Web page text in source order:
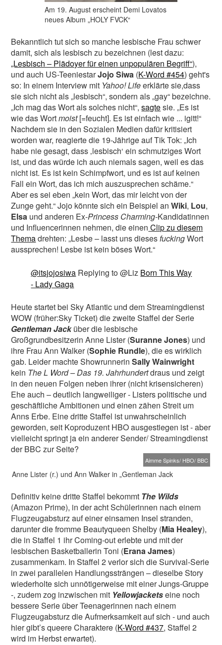
Am 19. August erscheint Demi Lovatos
neues Album „HOLY FVCK“
Bekanntlich tut sich so manche lesbische Frau schwer
damit, sich als lesbisch zu bezeichnen (lest dazu:
„Lesbisch – Plädoyer für einen unpopulären Begriff“),
und auch US-TeeniestarJojo Siwa (K-Word #454) geht's
so: In einem Interview mit Yahoo! Lifeerklärte sie,dass
sie sich nicht als „lesbisch“, sondern als „gay“ bezeichne.
„Ich mag das Wort als solches nicht“,sagtesie. „Es ist
wie das Wortmoist[=feucht]. Es ist einfach wie ... igitt!“
Nachdem sie in den Sozialen Medien dafür kritisiert
worden war, reagierte die 19-Jährige auf Tik Tok: „Ich
habe nie gesagt, dass ‚lesbisch‘ ein schmutziges Wort
ist, und das würde ich auch niemals sagen, weil es das
nicht ist. Es ist kein Schimpfwort, und es ist auf keinen
Fall ein Wort, das ich mich auszusprechen schäme.“
Aber es sei eben „kein Wort, das mir leicht von der
Zunge geht.“ Jojo könnte sich ein Beispiel anWiki, Lou,
Elsa und anderen Ex-Princess Charming-Kandidatinnen
und Influencerinnen nehmen, die einen Clip zu diesem
Themadrehten: „Lesbe – lasst uns diesesfuckingWort
aussprechen! Lesbe ist kein böses Wort.“
@itsjojosiwa Replying to @Liz Born This Way
- Lady Gaga
Heute startet bei Sky Atlantic und dem Streamingdienst
WOW (früher:Sky Ticket) die zweite Staffel der Serie
Gentleman Jacküber die lesbische
Großgrundbesitzerin Anne Lister (Suranne Jones) und
ihre Frau Ann Walker (Sophie Rundle), die es wirklich
gab. Leider machte Showrunnerin Sally Wainwright
kein The L Word – Das 19. Jahrhundertdraus und zeigt
in den neuen Folgen neben ihrer (nicht krisensicheren)
Ehe auch – deutlich langweiliger - Listers politische und
geschäftliche Ambitionen und einen zähen Streit um
Anns Erbe. Eine dritte Staffel ist unwahrscheinlich
geworden, seit Koproduzent HBO ausgestiegen ist - aber
vielleicht springt ja ein anderer Sender/ Streamingdienst
der BBC zur Seite?
Aimme Spinks/ HBO/ BBC
Anne Lister (r.) und Ann Walker in „Gentleman Jack
Definitiv keine dritte Staffel bekommt The Wilds
(Amazon Prime), in der acht Schülerinnen nach einem
Flugzeugabsturz auf einer einsamen Insel stranden,
darunter die fromme Beautyqueen Shelby (Mia Healey),
die in Staffel 1 ihr Coming-out erlebte und mit der
lesbischen Basketballerin Toni (Erana James)
zusammenkam. In Staffel 2 verlor sich die Survival-Serie
in zwei parallelen Handlungssträngen – dieselbe Story
wiederholte sich unnötigerweise mit einer Jungs-Gruppe
-, zudem zog inzwischen mit Yellowjacketseine noch
bessere Serie über Teenagerinnen nach einem
Flugzeugabsturz die Aufmerksamkeit auf sich - und auch
hier gibt’s queere Charaktere (K-Word #437, Staffel 2
wird im Herbst erwartet).